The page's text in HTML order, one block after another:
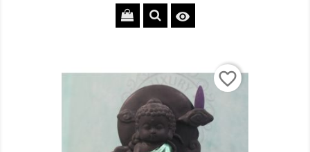

favorite_border